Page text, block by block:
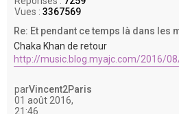
Vues : 3367569
Re: Et pendant ce temps là dans les
Chaka Khan de retour
http://music.blog.myajc.com/2016/
parVincent2Paris
01 août 2016,
21:46